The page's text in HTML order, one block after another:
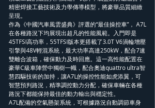
精密焊接工藝技術及力學傳導模型，將豪華品質細緻
呈現。
作為《中國汽車風雲盛典》評選的“最佳操控車”， A7L
在各種路況下均展現出超凡的性能風範。入門即是
45TFSI高功率，55TFSI版本更搭載了3.0T V6渦輪增壓
引擎與48V輕混系統，最大功率高達250kW，配合7速
雙離合波箱，確保動力及時回應。這一高性能配置在
豪華C級車陣營中獨樹一幟，配合奧迪quattro ultra智
慧四驅技術的加持，讓A7L的操控性能如虎添翼，可
智慧預判路況，精準調控動力分配，確保車輛在各種
路況下都能保持最佳的動力輸出與穩定性。
A7L配備的空氣懸架系統，可根據路況自動調節車身